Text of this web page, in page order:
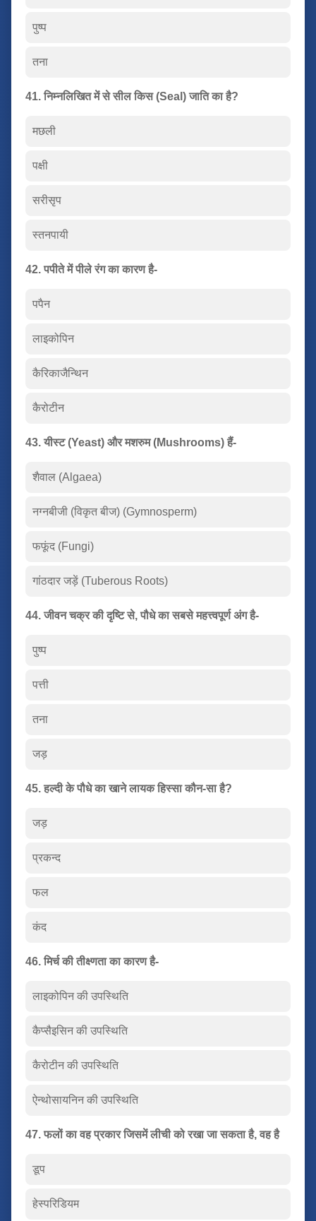
पुष्प
तना
41. निम्नलिखित में से सील किस (Seal) जाति का है?
मछली
पक्षी
सरीसृप
स्तनपायी
42. पपीते में पीले रंग का कारण है-
पपैन
लाइकोपिन
कैरिकाजैन्थिन
कैरोटीन
43. यीस्ट (Yeast) और मशरुम (Mushrooms) हैं-
शैवाल (Algaea)
नग्नबीजी (विकृत बीज) (Gymnosperm)
फफूंद (Fungi)
गांठदार जड़ें (Tuberous Roots)
44. जीवन चक्र की दृष्टि से, पौधे का सबसे महत्त्वपूर्ण अंग है-
पुष्प
पत्ती
तना
जड़
45. हल्दी के पौधे का खाने लायक हिस्सा कौन-सा है?
जड़
प्रकन्द
फल
कंद
46. मिर्च की तीक्ष्णता का कारण है-
लाइकोपिन की उपस्थिति
कैप्सैइसिन की उपस्थिति
कैरोटीन की उपस्थिति
ऐन्थोसायनिन की उपस्थिति
47. फलों का वह प्रकार जिसमें लीची को रखा जा सकता है, वह है
डूप
हेस्परिडियम